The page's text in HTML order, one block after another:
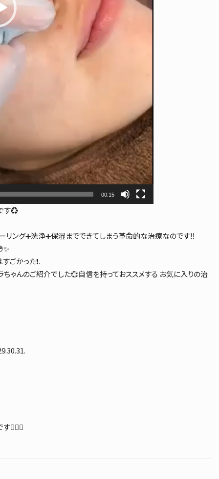
00:15
す♻️
リング➕洗浄➕保湿までできてしまう革命的な治療なのです‼️
ごかった❗️.
ちゃんのご紹介でした💞自信を持っておススメする お気に入りの治
👩‍⚕️✨